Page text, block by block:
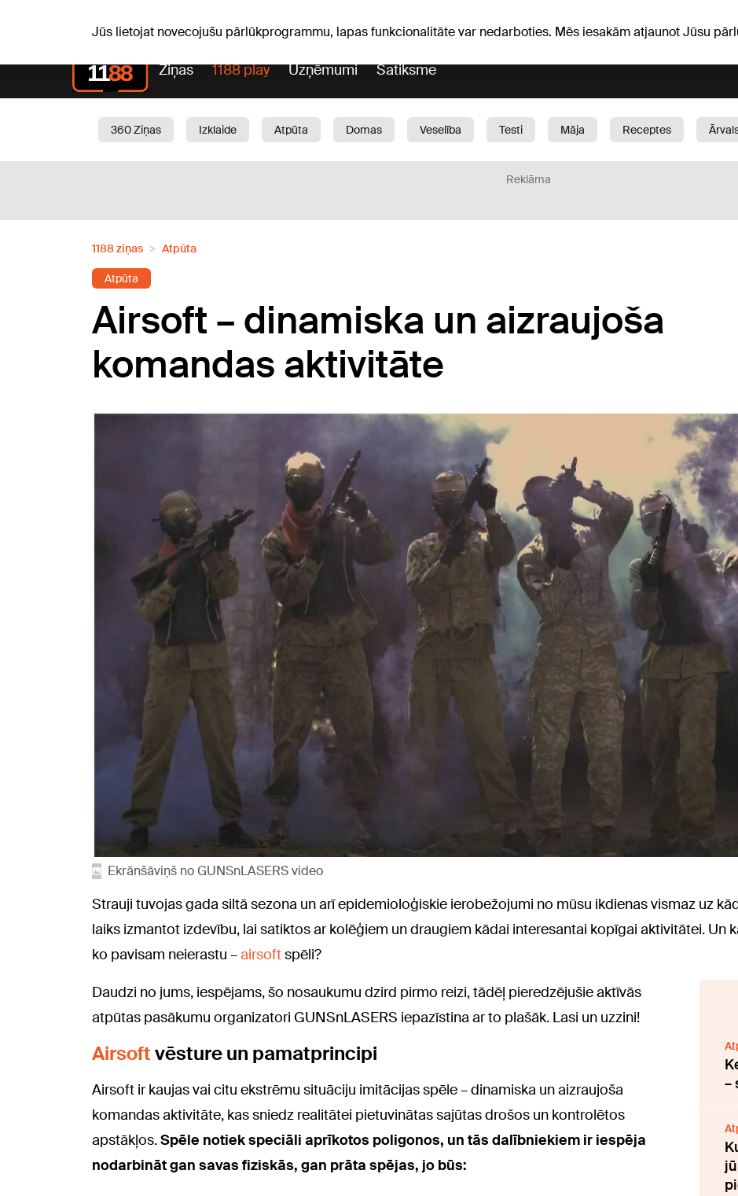
Jūs lietojat novecojušu pārlūkprogrammu, lapas funkcionalitāte var nedarboties. Mēs iesakām atjaunot Jūsu
Ziņas 1188 play Uzņēmumi Satiksme
360 Ziņas Izklaide Atpūta Domas Veselība Testi Māja Receptes
Reklāma
1188 ziņas Atpūta
Atpūta
Airsoft – dinamiska un aizraujoša
komandas aktivitāte
Ekrānšāviņš no GUNSnLASERS video
Strauji tuvojas gada siltā sezona un arī epidemioloģiskie ierobežojumi no mūsu ikdienas vismaz uz
laiks izmantot izdevību, lai satiktos ar kolēģiem un draugiem kādai interesantai kopīgai aktivitātei. Un
ko pavisam neierastu –airsoftspēli?
Daudzi no jums, iespējams, šo nosaukumu dzird pirmo reizi, tādēļ pieredzējušie aktīvās
atpūtas pasākumu organizatori GUNSnLASERS iepazīstina ar to plašāk. Lasi un uzzini!
Airsoftvēsture un pamatprincipi
Airsoft ir kaujas vai citu ekstrēmu situāciju imitācijas spēle – dinamiska un aizraujoša
komandas aktivitāte, kas sniedz realitātei pietuvinātas sajūtas drošos un kontrolētos
apstākļos.Spēle notiek speciāli aprīkotos poligonos, un tās dalībniekiem ir iespēja
nodarbināt gan savas fiziskās, gan prāta spējas, jo būs:
–